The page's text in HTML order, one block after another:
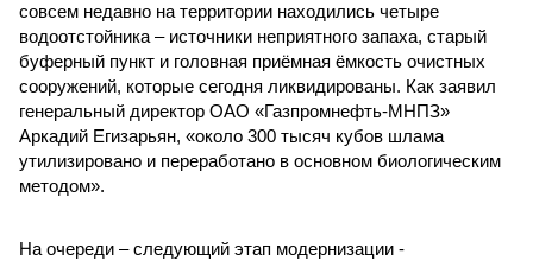
совсем недавно на территории находились четыре
водоотстойника – источники неприятного запаха, старый
буферный пункт и головная приёмная ёмкость очистных
сооружений, которые сегодня ликвидированы. Как заявил
генеральный директор ОАО «Газпромнефть-МНПЗ»
Аркадий Егизарьян, «около 300 тысяч кубов шлама
утилизировано и переработано в основном биологическим
методом».
На очереди – следующий этап модернизации -